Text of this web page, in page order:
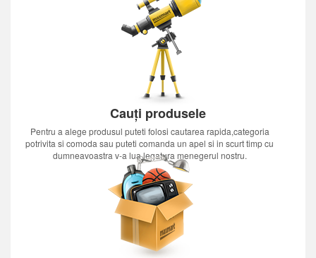
Cauți produsele
Pentru a alege produsul puteti folosi cautarea rapida,categoria
potrivita si comoda sau puteti comanda un apel si in scurt timp cu
dumneavoastra v-a lua legatura menegerul nostru.